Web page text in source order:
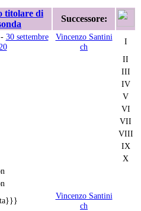
titolare di
Successore:
30 settembre
Vincenzo Santini
ch
I
II
III
IV
V
VI
VII
VIII
IX
X
Vincenzo Santini
ch